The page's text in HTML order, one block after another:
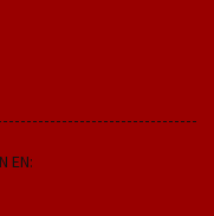
EN: